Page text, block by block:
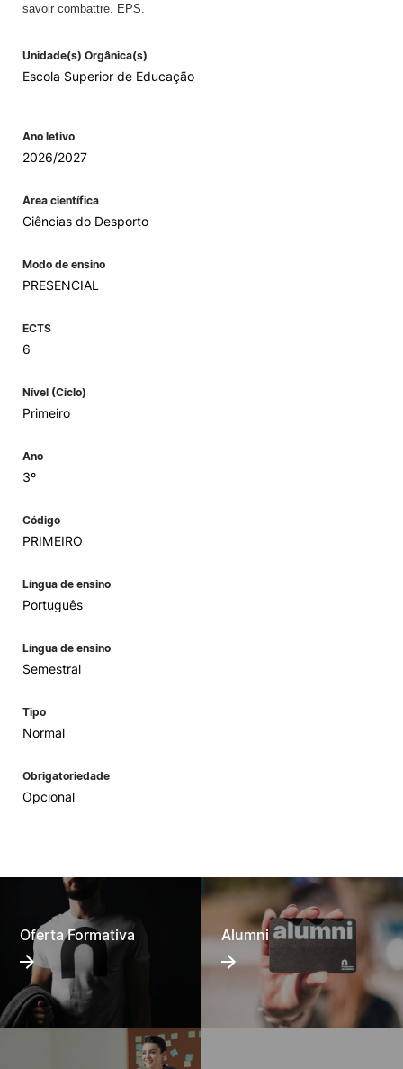
savoir combattre. EPS.
Unidade(s) Orgânica(s)
Escola Superior de Educação
Ano letivo
2026/2027
Área científica
Ciências do Desporto
Modo de ensino
PRESENCIAL
ECTS
6
Nível (Ciclo)
Primeiro
Ano
3º
Código
PRIMEIRO
Língua de ensino
Português
Língua de ensino
Semestral
Tipo
Normal
Obrigatoriedade
Opcional
Oferta Formativa Alumni